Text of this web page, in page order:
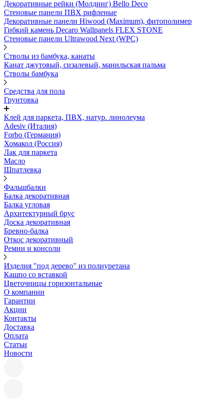
Декоративные рейки (Молдинг) Bello Deco
Стеновые панели ПВХ рифленые
Декоративные панели Hiwood (Maximum), фитополимер
Гибкий камень Decaro Wallpanels FLEX STONE
Стеновые панели Ultrawood Next (WPC)
Стволы из бамбука, канаты
Канат джутовый, сизалевый, манильская пальма
Стволы бамбука
Средства для пола
Грунтовка
Клей для паркета, ПВХ, натур. линолеума
Adesiv (Италия)
Forbo (Германия)
Хомакол (Россия)
Лак для паркета
Масло
Шпатлевка
Фальшбалки
Балка декоративная
Балка угловая
Архитектурный брус
Доска декоративная
Бревно-балка
Откос декоративный
Ремни и консоли
Изделия "под дерево" из полиуретана
Кашпо со вставкой
Цветочницы горизонтальные
О компании
Гарантии
Акции
Контакты
Доставка
Оплата
Статьи
Новости